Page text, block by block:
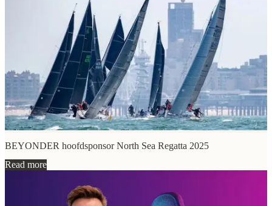
BEYONDER hoofdsponsor North Sea Regatta 2025
Read more